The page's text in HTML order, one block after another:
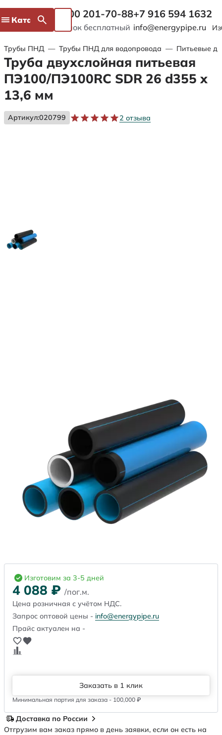
Каталог 8 800 201-70-88
Звонок бесплатный
+7 916 594 1632
info@energypipe.ru
Трубы ПНД — Трубы ПНД для водопровода — Питьевые
Труба двухслойная питьевая
ПЭ100/ПЭ100RC SDR 26 d355 х
13,6 мм
Артикул:020799 2 отзыва
Изготовим за 3-5 дней
4 088 ₽ /пог.м.
Цена розничная с учётом НДС.
Запрос оптовой цены - info@energypipe.ru
Прайс актуален на -
Заказать в 1 клик
Минимальная партия для заказа - 100,000 ₽
Доставка по России
Отгрузим вам заказ прямо в день заявки, если он есть на